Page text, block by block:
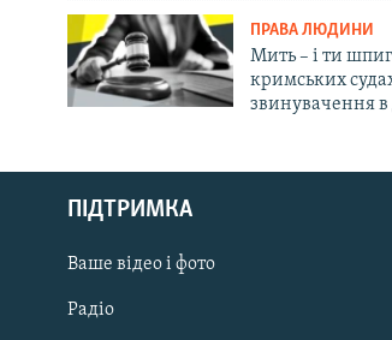
Русский
Qırımtatar
ДОЛУЧАЙСЯ!
ПРАВА ЛЮДИНИ
Мить – і ти
кримських
звинувачення в
ПІДТРИМКА
Ваше відео і фото
Радіо